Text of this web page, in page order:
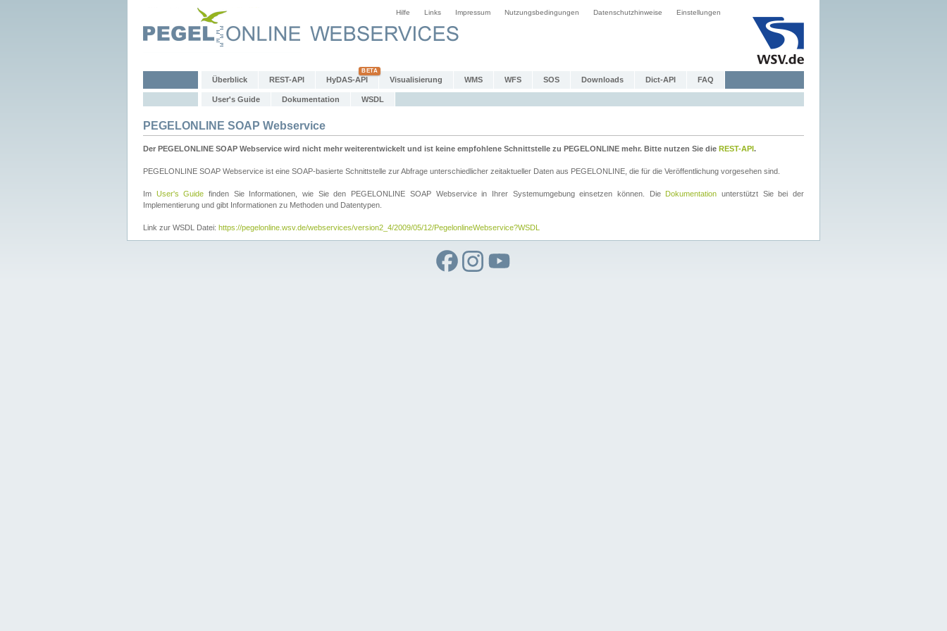
Hilfe Links Impressum Nutzungsbedingungen Datenschutzhinweise Einstellungen
Überblick REST-API HyDAS-API Visualisierung WMS WFS SOS Downloads Dict-API FAQ
User's Guide Dokumentation WSDL
PEGELONLINE SOAP Webservice
Der PEGELONLINE SOAP Webservice wird nicht mehr weiterentwickelt und ist keine empfohlene Schnittstelle zu PEGELONLINE mehr. Bitte nutzen Sie die REST-API.
PEGELONLINE SOAP Webservice ist eine SOAP-basierte Schnittstelle zur Abfrage unterschiedlicher zeitaktueller Daten aus PEGELONLINE, die für die Veröffentlichung vorgesehen sind.
Im User's Guide finden Sie Informationen, wie Sie den PEGELONLINE SOAP Webservice in Ihrer Systemumgebung einsetzen können. Die Dokumentation unterstützt Sie bei der
Implementierung und gibt Informationen zu Methoden und Datentypen.
Link zur WSDL Datei: https://pegelonline.wsv.de/webservices/version2_4/2009/05/12/PegelonlineWebservice?WSDL